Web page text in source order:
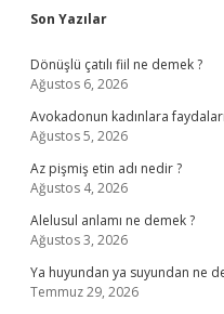
Sidebar
Son Yazılar
Dönüşlü çatılı fiil ne demek ?
Ağustos 6, 2026
Avokadonun kadınlara
Ağustos 5, 2026
Az pişmiş etin adı nedir ?
Ağustos 4, 2026
Alelusul anlamı ne demek ?
Ağustos 3, 2026
Ya huyundan ya suyundan ne
Temmuz 29, 2026